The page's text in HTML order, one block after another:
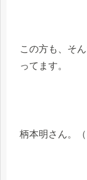
この方も、そ
ってます。
柄本明さん。